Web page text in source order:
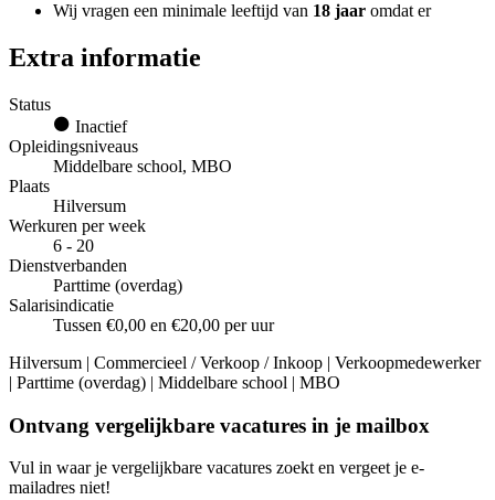
Wij vragen een minimale leeftijd van 18 jaar omdat er
Extra informatie
Status
Inactief
Opleidingsniveaus
Middelbare school, MBO
Plaats
Hilversum
Werkuren per week
6 - 20
Dienstverbanden
Parttime (overdag)
Salarisindicatie
Tussen €0,00 en €20,00 per uur
Hilversum | Commercieel / Verkoop / Inkoop | Verkoopmedewerker
| Parttime (overdag) | Middelbare school | MBO
Ontvang vergelijkbare vacatures in je mailbox
Vul in waar je vergelijkbare vacatures zoekt en vergeet je e-
mailadres niet!